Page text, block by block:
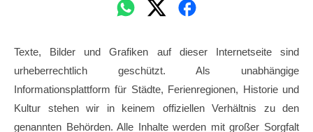
Texte, Bilder und Grafiken auf dieser Internetseite sind
urheberrechtlich geschützt. Als unabhängige
Informationsplattform für Städte, Ferienregionen, Historie und
Kultur stehen wir in keinem offiziellen Verhältnis zu den
genannten Behörden. Alle Inhalte werden mit großer Sorgfalt